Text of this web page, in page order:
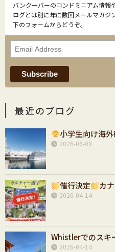
バンクーバーのコンドミニアム情報
ログとは別に年に数回メールマガジ
下のフォームからどうぞ。
最近のブログ
小学生向け海
2026-06-08
催行決定 カ
2026-04-14
Whistlerでのス
2026-04-14